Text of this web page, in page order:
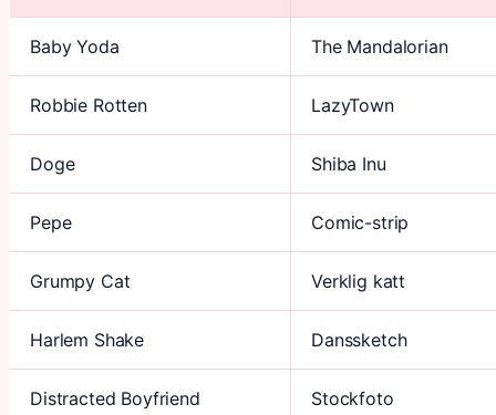
Baby Yoda The Mandalorian
Robbie Rotten LazyTown
Doge Shiba Inu
Pepe Comic-strip
Grumpy Cat Verklig katt
Harlem Shake Danssketch
Distracted Boyfriend Stockfoto